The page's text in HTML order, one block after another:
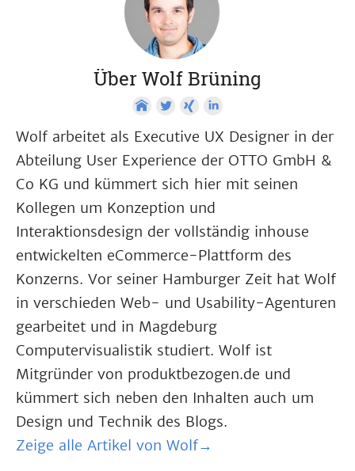
Über Wolf Brüning
Wolf arbeitet als Executive UX Designer in der
Abteilung User Experience der OTTO GmbH &
Co KG und kümmert sich hier mit seinen
Kollegen um Konzeption und
Interaktionsdesign der vollständig inhouse
entwickelten eCommerce-Plattform des
Konzerns. Vor seiner Hamburger Zeit hat Wolf
in verschieden Web- und Usability-Agenturen
gearbeitet und in Magdeburg
Computervisualistik studiert. Wolf ist
Mitgründer von produktbezogen.de und
kümmert sich neben den Inhalten auch um
Design und Technik des Blogs.
Zeige alle Artikel von Wolf→